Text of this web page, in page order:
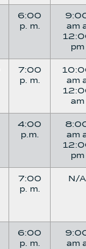
6:00
p. m.
am
pm
7:00
p. m.
am
am
4:00
p.m.
am
pm
7:00
p. m.
N/A
6:00
p. m.
am